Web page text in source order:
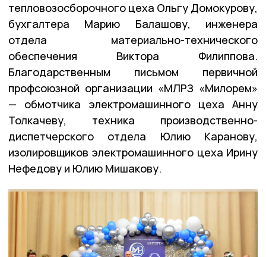
тепловозосборочного цеха Ольгу Домокурову,
бухгалтера Марию Балашову, инженера
отдела материально-технического
обеспечения Виктора Филиппова.
Благодарственным письмом первичной
профсоюзной организации «МЛРЗ «Милорем»
— обмотчика электромашинного цеха Анну
Толкачеву, техника производственно-
диспетчерского отдела Юлию Каранову,
изолировщиков электромашинного цеха Ирину
Нефедову и Юлию Мишакову.